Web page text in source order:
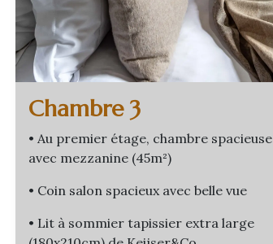
Chambre 3
• Au premier étage, chambre spacieuse
avec mezzanine (45m²)
• Coin salon spacieux avec belle vue
• Lit à sommier tapissier extra large